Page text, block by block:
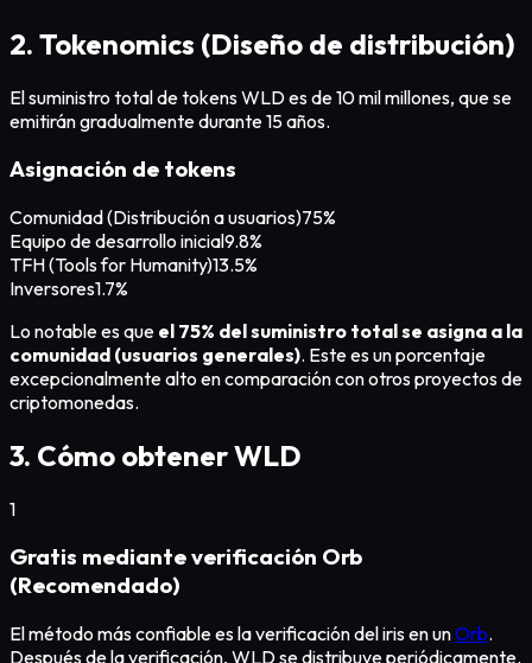
2. Tokenomics (Diseño de distribución)
El suministro total de tokens WLD es de 10 mil millones, que se
emitirán gradualmente durante 15 años.
Asignación de tokens
Comunidad (Distribución a usuarios)75%
Equipo de desarrollo inicial9.8%
TFH (Tools for Humanity)13.5%
Inversores1.7%
Lo notable es que el 75% del suministro total se asigna a la
comunidad (usuarios generales). Este es un porcentaje
excepcionalmente alto en comparación con otros proyectos de
criptomonedas.
3. Cómo obtener WLD
1
Gratis mediante verificación Orb
(Recomendado)
El método más confiable es la verificación del iris en unOrb.
Después de la verificación, WLD se distribuye periódicamente.